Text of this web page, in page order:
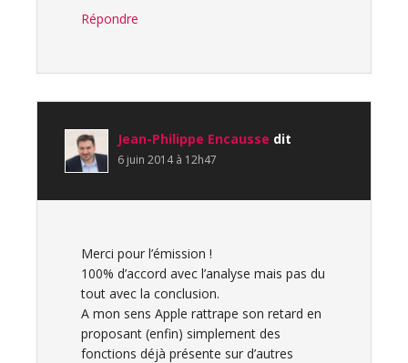
Répondre
Jean-Philippe Encausse dit
6 juin 2014 à 12h47
Merci pour l’émission !
100% d’accord avec l’analyse mais pas du
tout avec la conclusion.
A mon sens Apple rattrape son retard en
proposant (enfin) simplement des
fonctions déjà présente sur d’autres